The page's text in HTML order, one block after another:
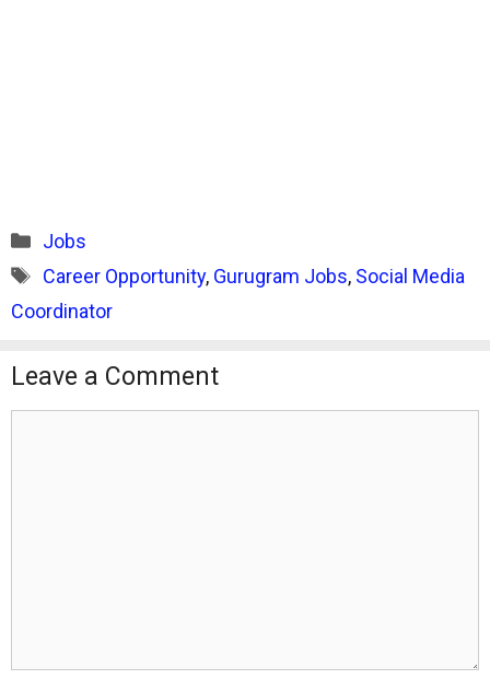
Categories
Jobs
Tags
Career Opportunity, Gurugram Jobs, Social Media
Coordinator
Leave a Comment